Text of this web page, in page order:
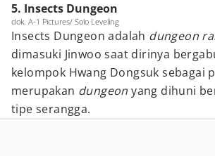
5. Insects Dungeon
dok. A-1 Pictures/ Solo Leveling
Insects Dungeon adalah dungeon
dimasuki Jinwoo saat dirinya
kelompok Hwang Dongsuk sebagai
merupakan dungeonyang dihuni
tipe serangga.